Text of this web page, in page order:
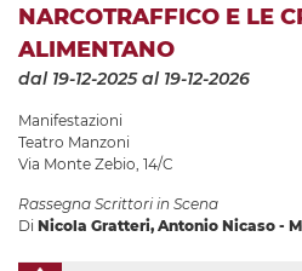
NARCOTRAFFICO E LE
ALIMENTANO
dal 19-12-2025al 19-12-2026
Manifestazioni
Teatro Manzoni
Via Monte Zebio, 14/C
Rassegna Scrittori in Scena
Di Nicola Gratteri, Antonio Nicaso -